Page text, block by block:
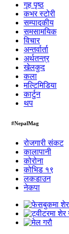
गृह पृष्ठ
कभर स्टोरी
सम्पादकीय
समसामयिक
विचार
अन्तर्वार्ता
अर्थतन्त्र
खेलकुद
कला
मल्टिमिडिया
कार्टुन
थप
#NepalMag
रोजगारी संकट
कालापानी
कोरोना
कोभिड १९
लकडाउन
नेकपा